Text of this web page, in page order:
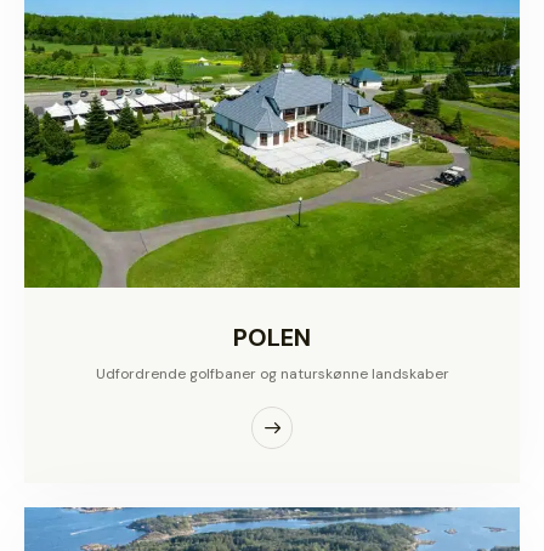
POLEN
Udfordrende golfbaner og naturskønne landskaber